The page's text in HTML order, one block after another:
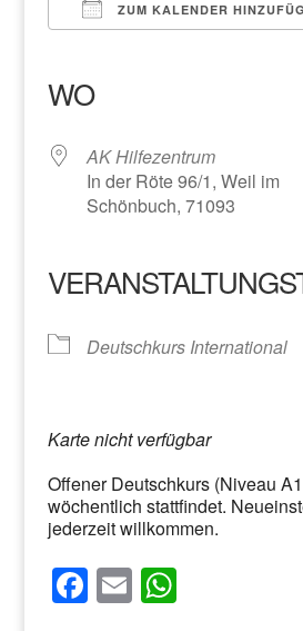
ZUM KALENDER
WO
AK Hilfezentrum
In der Röte 96/1, Weil im
Schönbuch, 71093
Deutschkurs International
Karte nicht verfügbar
Offener Deutschkurs (Niveau
wöchentlich stattfindet.
jederzeit willkommen.
F E W